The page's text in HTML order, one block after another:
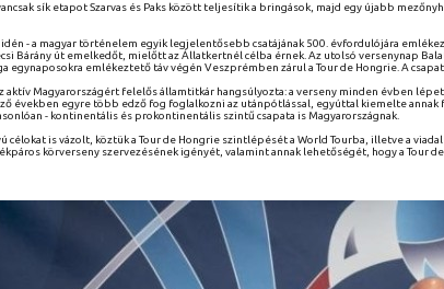
sík etapot Szarvas és Paks között teljesítik a bringások, majd egy újabb
- a magyar történelem egyik legjelentősebb csatájának 500. évfordulójára
Bárány út emelkedőt, mielőtt az Állatkertnél célba érnek. Az utolsó versenynap
egynaposokra emlékeztető táv végén Veszprémben zárul a Tour de Hongrie. A
aktív Magyarországért felelős államtitkár hangsúlyozta: a verseny minden évben
években egyre több edző fog foglalkozni az utánpótlással, egyúttal kiemelte annak
- kontinentális és prokontinentális szintű csapata is Magyarországnak.
célokat is vázolt, köztük a Tour de Hongrie szintlépését a World Tourba, illetve a
körverseny szervezésének igényét, valamint annak lehetőségét, hogy a Tour